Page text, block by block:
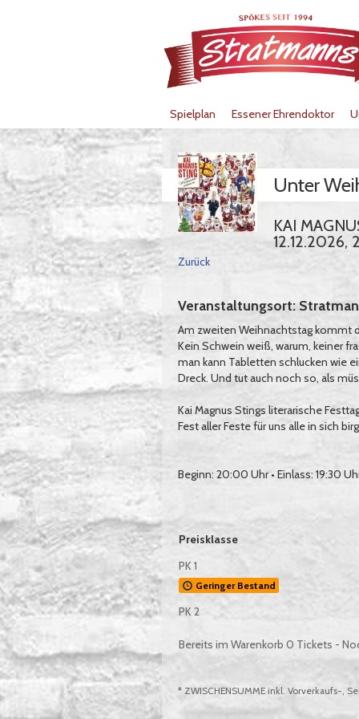
Spielplan Essener Ehrendoktor
Unter
KAI
12.12.2026,
Zurück
Veranstaltungsort:
Am zweiten Weihnachtstag kommt
Kein Schwein weiß, warum, keiner
man kann Tabletten schlucken wie
Dreck. Und tut auch noch so, als
Kai Magnus Stings literarische
Fest aller Feste für uns alle in sich
Beginn: 20:00 Uhr • Einlass: 19:30
Auswahl von Tickets pro
Preisklasse
PK 1
Geringer Bestand
PK 2
Bereits im Warenkorb 0 Tickets -
* ZWISCHENSUMME inkl. Vorverkaufs-,